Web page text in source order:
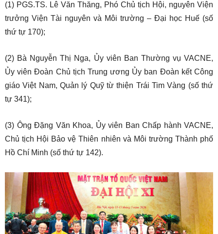
(1) PGS.TS. Lê Văn Thăng, Phó Chủ tịch Hội, nguyên Viện
trưởng Viện Tài nguyên và Môi trường – Đại học Huế (số
thứ tự 170);
(2) Bà Nguyễn Thị Nga, Ủy viên Ban Thường vụ VACNE,
Ủy viên Đoàn Chủ tịch Trung ương Ủy ban Đoàn kết Công
giáo Việt Nam, Quản lý Quỹ từ thiện Trái Tim Vàng (số thứ
tự 341);
(3) Ông Đặng Văn Khoa, Ủy viên Ban Chấp hành VACNE,
Chủ tịch Hội Bảo vệ Thiên nhiên và Môi trường Thành phố
Hồ Chí Minh (số thứ tự 142).